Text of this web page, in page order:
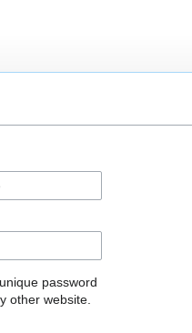
password
other website.